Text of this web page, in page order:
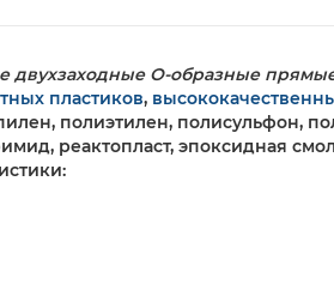
двухзаходные О-образные
пластиков,
полиэтилен, полисульфон,
реактопласт, эпоксидная